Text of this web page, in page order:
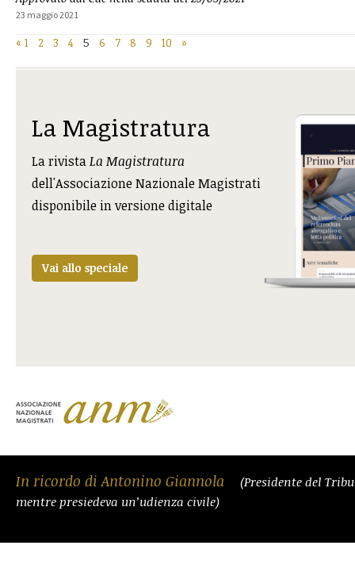
23 maggio 2021
« 1 2 3 4 5 6 7 8 9 10 »
La Magistratura
La rivistaLa Magistratura
dell'Associazione Nazionale Magistrati
disponibile in versione digitale
Vai allo speciale
In ricordo di Antonino Giannola
(Presidente del
mentre presiedeva un’udienza civile)